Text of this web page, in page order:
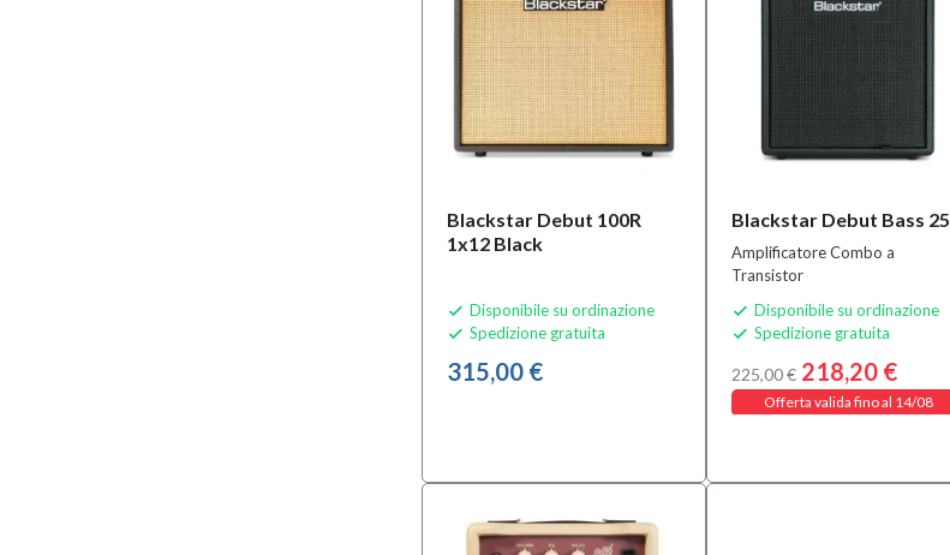
Blackstar Debut 100R
1x12 Black
 Disponibile su ordinazione
 Spedizione gratuita
315,00 €
Blackstar Debut Bass 25
Amplificatore Combo a
Transistor
 Disponibile su ordinazione
 Spedizione gratuita
225,00 € 218,20 €
Offerta valida fino al 14/08